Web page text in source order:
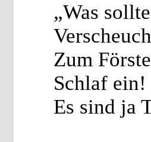
„Was
Zum
Schlaf ein!
Es sind ja